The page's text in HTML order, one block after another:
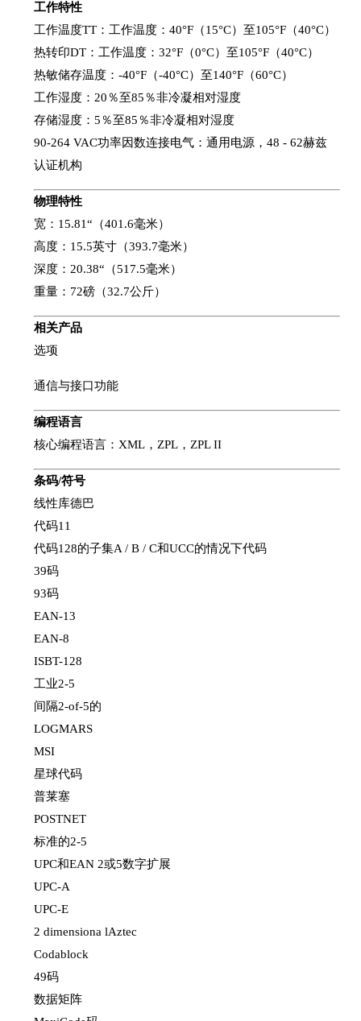
工作特性
工作温度TT：工作温度：40°F（15°C）至105°F（40°C）
热转印DT：工作温度：32°F（0°C）至105°F（40°C）
热敏储存温度：-40°F（-40°C）至140°F（60°C）
工作湿度：20％至85％非冷凝相对湿度
存储湿度：5％至85％非冷凝相对湿度
90-264 VAC功率因数连接电气：通用电源，48 - 62赫兹
认证机构
物理特性
宽：15.81“（401.6毫米）
高度：15.5英寸（393.7毫米）
深度：20.38“（517.5毫米）
重量：72磅（32.7公斤）
相关产品
选项
通信与接口功能
编程语言
核心编程语言：XML，ZPL，ZPL II
条码/符号
线性库德巴
代码11
代码128的子集A / B / C和UCC的情况下代码
39码
93码
EAN-13
EAN-8
ISBT-128
工业2-5
间隔2-of-5的
LOGMARS
MSI
星球代码
普莱塞
POSTNET
标准的2-5
UPC和EAN 2或5数字扩展
UPC-A
UPC-E
2 dimensiona lAztec
Codablock
49码
数据矩阵